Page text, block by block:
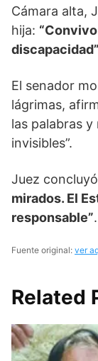
Cámara alta,
hija:
discapacidad”
El senador
lágrimas,
las palabras
invisibles”.
Juez
mirados. El
responsable”.
Fuente original: ver
Related